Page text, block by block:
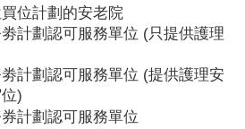
位計劃的安老院
計劃認可服務單位 (只提供護理
計劃認可服務單位 (提供護理安
)
計劃認可服務單位